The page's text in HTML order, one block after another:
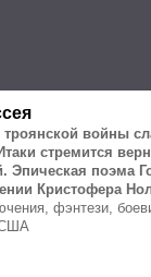
троянской войны
стремится
Эпическая поэма
Кристофера
фэнтези,